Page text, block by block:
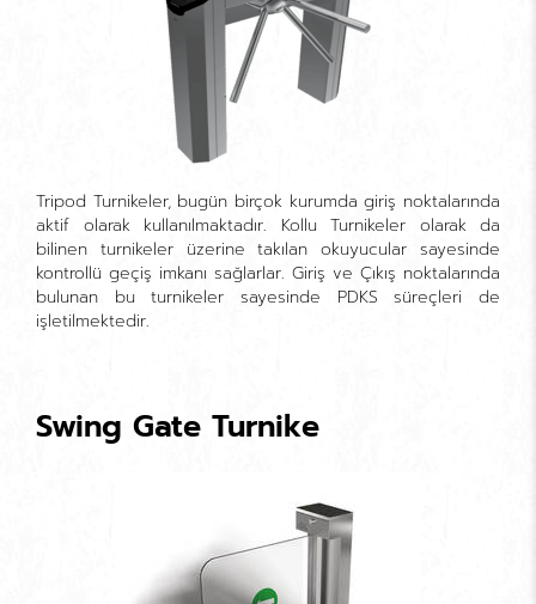
Tripod Turnikeler, bugün birçok kurumda giriş noktalarında
aktif olarak kullanılmaktadır. Kollu Turnikeler olarak da
bilinen turnikeler üzerine takılan okuyucular sayesinde
kontrollü geçiş imkanı sağlarlar. Giriş ve Çıkış noktalarında
bulunan bu turnikeler sayesinde PDKS süreçleri de
işletilmektedir.
Swing Gate Turnike